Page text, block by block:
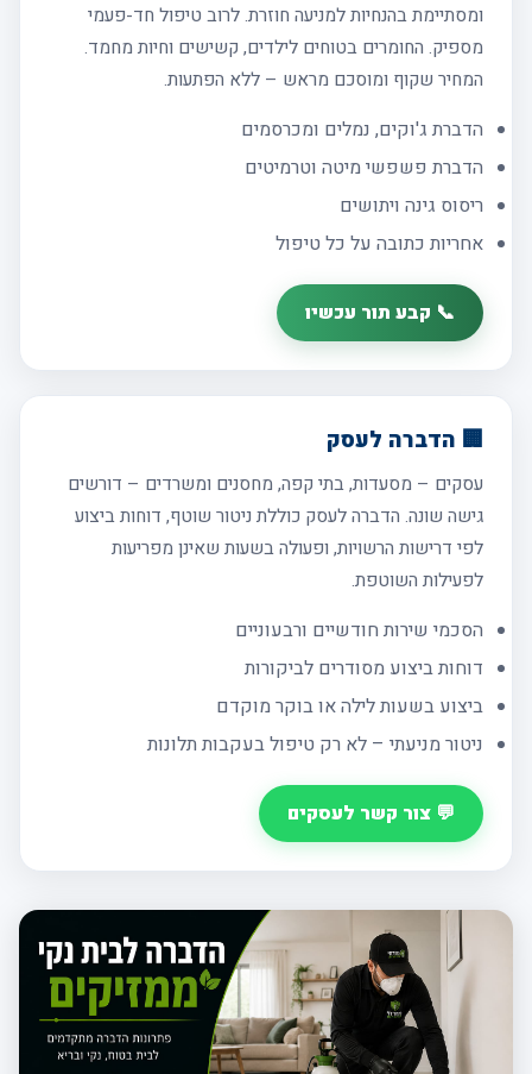
ומסתיימת בהנחיות למניעה חוזרת. לרוב טיפול חד-פעמי
מספיק. החומרים בטוחים לילדים, קשישים וחיות מחמד.
המחיר שקוף ומוסכם מראש – ללא הפתעות.
הדברת ג'וקים, נמלים ומכרסמים
הדברת פשפשי מיטה וטרמיטים
ריסוס גינה ויתושים
אחריות כתובה על כל טיפול
📞 קבע תור עכשיו
🏢 הדברה לעסק
עסקים – מסעדות, בתי קפה, מחסנים ומשרדים – דורשים
גישה שונה. הדברה לעסק כוללת ניטור שוטף, דוחות ביצוע
לפי דרישות הרשויות, ופעולה בשעות שאינן מפריעות
לפעילות השוטפת.
הסכמי שירות חודשיים ורבעוניים
דוחות ביצוע מסודרים לביקורות
ביצוע בשעות לילה או בוקר מוקדם
ניטור מניעתי – לא רק טיפול בעקבות תלונות
💬 צור קשר לעסקים